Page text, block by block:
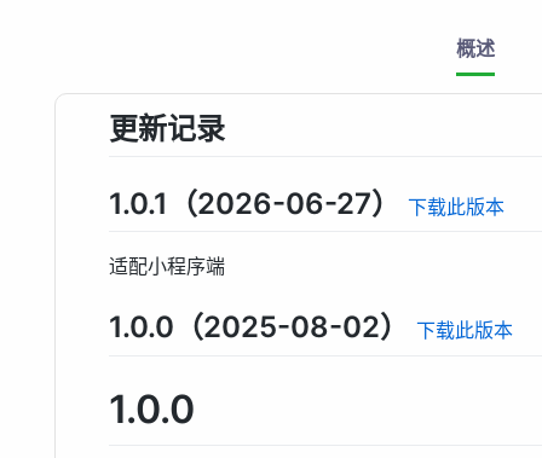
概述
更新记录
1.0.1（2026-06-27） 下载此版本
适配小程序端
1.0.0（2025-08-02） 下载此版本
1.0.0